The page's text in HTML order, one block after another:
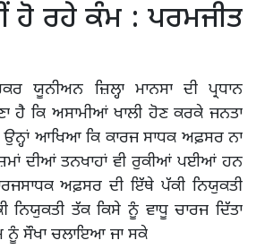
ਹੋ ਰਹੇ ਕੰਮ : ਪਰਮਜੀਤ
ਯੂਨੀਅਨ ਜ਼ਿਲ੍ਹਾ ਮਾਨਸਾ ਦੀ ਪ੍ਰਧਾਨ
ਹੈ ਕਿ ਅਸਾਮੀਆਂ ਖਾਲੀ ਹੋਣ ਕਰਕੇ ਜਨਤਾ
ਆਖਿਆ ਕਿ ਕਾਰਜ ਸਾਧਕ ਅਫ਼ਸਰ ਨਾ
ਦੀਆਂ ਤਨਖਾਹਾਂ ਵੀ ਰੁਕੀਆਂ ਪਈਆਂ ਹਨ
ਅਫ਼ਸਰ ਦੀ ਇੱਥੇ ਪੱਕੀ ਨਿਯੁਕਤੀ
ਨਿਯੁਕਤੀ ਤੱਕ ਕਿਸੇ ਨੂੰ ਵਾਧੂ ਚਾਰਜ ਦਿੱਤਾ
ਨੂੰ ਸੌਖਾ ਚਲਾਇਆ ਜਾ ਸਕੇ